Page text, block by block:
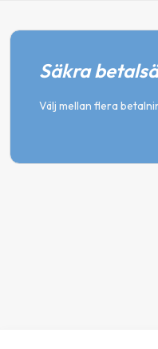
Säkra
Välj mellan flera